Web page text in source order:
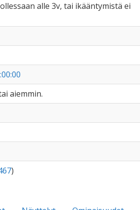
alle 3v, tai ikääntymistä ei
aiemmin.
)